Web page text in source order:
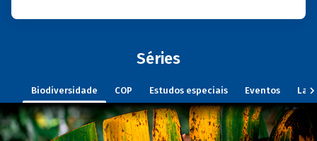
Séries
Biodiversidade COP Estudos especiais Eventos